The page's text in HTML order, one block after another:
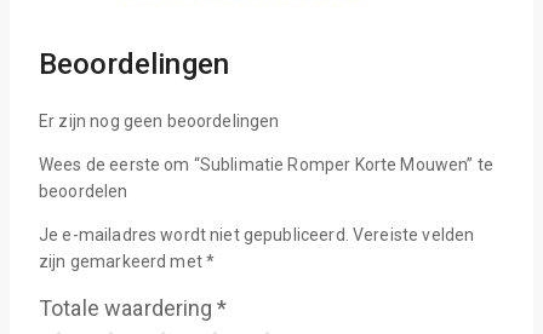
Beoordelingen
Er zijn nog geen beoordelingen
Wees de eerste om “Sublimatie Romper Korte Mouwen” te
beoordelen
Je e-mailadres wordt niet gepubliceerd. Vereiste velden
zijn gemarkeerd met*
Totale waardering *